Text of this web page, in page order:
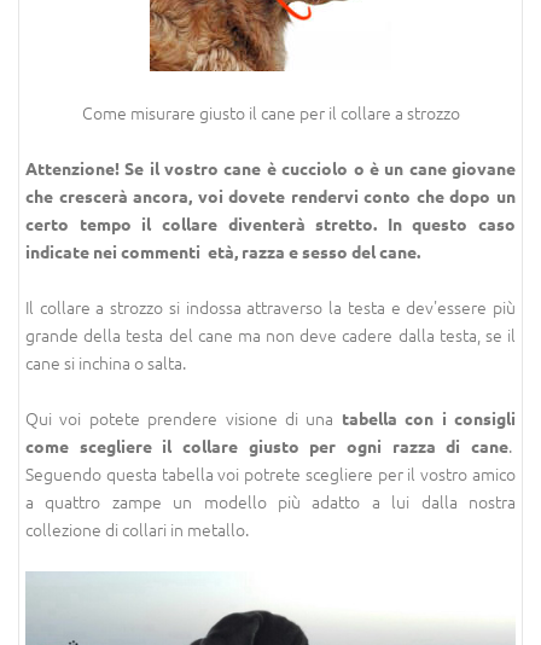
Come misurare giusto il cane per il collare a strozzo
Attenzione! Se il vostro cane è cucciolo o è un cane giovane
che crescerà ancora, voi dovete rendervi conto che dopo un
certo tempo il collare diventerà stretto. In questo caso
indicate nei commenti età, razza e sesso del cane.
Il collare a strozzo si indossa attraverso la testa e dev'essere più
grande della testa del cane ma non deve cadere dalla testa, se il
cane si inchina o salta.
Qui voi potete prendere visione di una tabella con i consigli
come scegliere il collare giusto per ogni razza di cane.
Seguendo questa tabella voi potrete scegliere per il vostro amico
a quattro zampe un modello più adatto a lui dalla nostra
collezione di collari in metallo.